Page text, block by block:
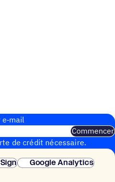
Commencer
de crédit nécessaire.
Google Analytics